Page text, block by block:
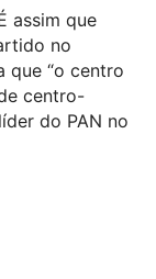
assim que
no
que “o centro
centro-
do PAN no